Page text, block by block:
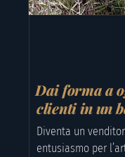
Dai forma a
clienti in un
Diventa un
entusiasmo per